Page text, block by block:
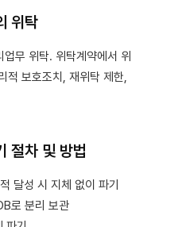
위탁
무 위탁. 위탁계약에서 위
적 보호조치, 재위탁 제한,
절차 및 방법
달성 시 지체 없이 파기
로 분리 보관